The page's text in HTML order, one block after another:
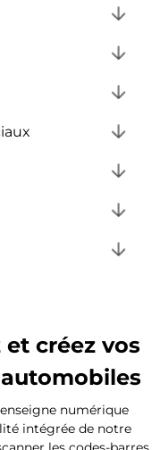
et créez vos
automobiles
numérique
intégrée de notre